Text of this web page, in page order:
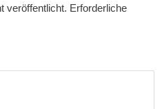
veröffentlicht. Erforderliche